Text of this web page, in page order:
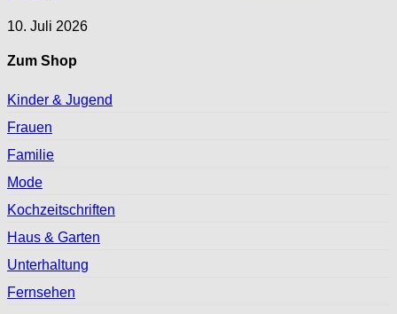
10. Juli 2026
Zum Shop
Kinder & Jugend
Frauen
Familie
Mode
Kochzeitschriften
Haus & Garten
Unterhaltung
Fernsehen